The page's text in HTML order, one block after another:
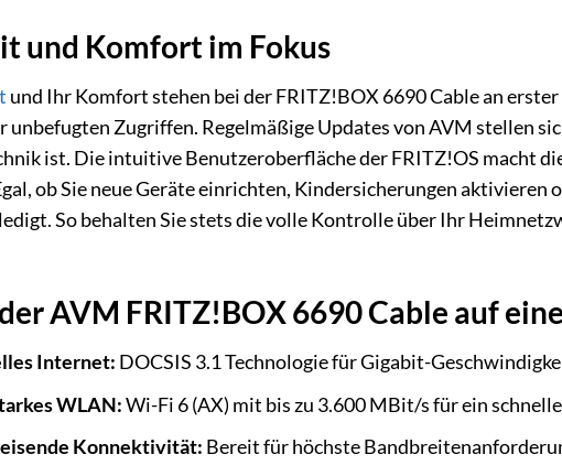
und Komfort im Fokus
und Ihr Komfort stehen bei der FRITZ!BOX 6690 Cable an
unbefugten Zugriffen. Regelmäßige Updates von AVM stellen
ist. Die intuitive Benutzeroberfläche der FRITZ!OS macht
ob Sie neue Geräte einrichten, Kindersicherungen
So behalten Sie stets die volle Kontrolle über Ihr
AVM FRITZ!BOX 6690 Cable auf
Internet: DOCSIS 3.1 Technologie für Gigabit-
WLAN:Wi-Fi 6 (AX) mit bis zu 3.600 MBit/s für ein
Konnektivität: Bereit für höchste